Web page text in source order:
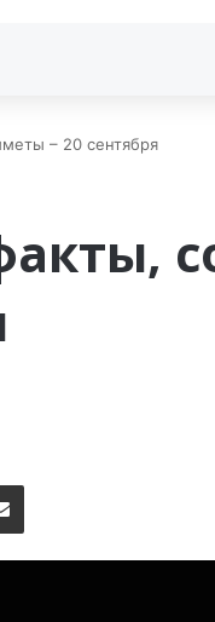
– 20 cентября